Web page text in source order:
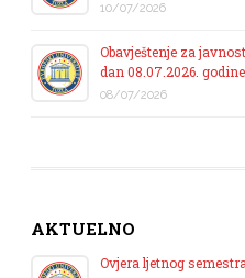
10/07/2026
Obavještenje za
dan 08.07.2026. godine
08/07/2026
AKTUELNO
Ovjera ljetnog